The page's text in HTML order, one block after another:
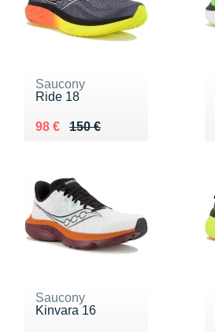
Saucony
Ride 18
150 €
Au lieu de 150 €
98 €
Vendu 98 €
Saucony
Kinvara 16